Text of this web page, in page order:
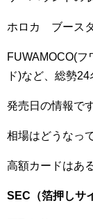
ホロカ ブースタ
FUWAMOCO(
ド)など、総勢24
発売日の情報です
相場はどうなっ
高額カードはあ
SEC（箔押しサ